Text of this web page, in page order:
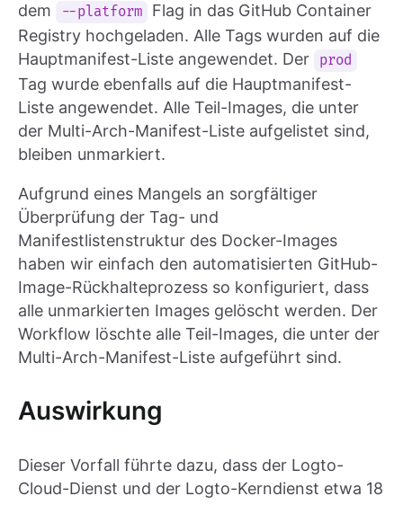
dem
--platform
Flag in das GitHub Container
Registry hochgeladen. Alle Tags wurden auf die
Hauptmanifest-Liste angewendet. Der
prod
Tag wurde ebenfalls auf die Hauptmanifest-
Liste angewendet. Alle Teil-Images, die unter
der Multi-Arch-Manifest-Liste aufgelistet sind,
bleiben unmarkiert.
Aufgrund eines Mangels an sorgfältiger
Überprüfung der Tag- und
Manifestlistenstruktur des Docker-Images
haben wir einfach den automatisierten GitHub-
Image-Rückhalteprozess so konfiguriert, dass
alle unmarkierten Images gelöscht werden. Der
Workflow löschte alle Teil-Images, die unter der
Multi-Arch-Manifest-Liste aufgeführt sind.
Auswirkung
Dieser Vorfall führte dazu, dass der Logto-
Cloud-Dienst und der Logto-Kerndienst etwa 18